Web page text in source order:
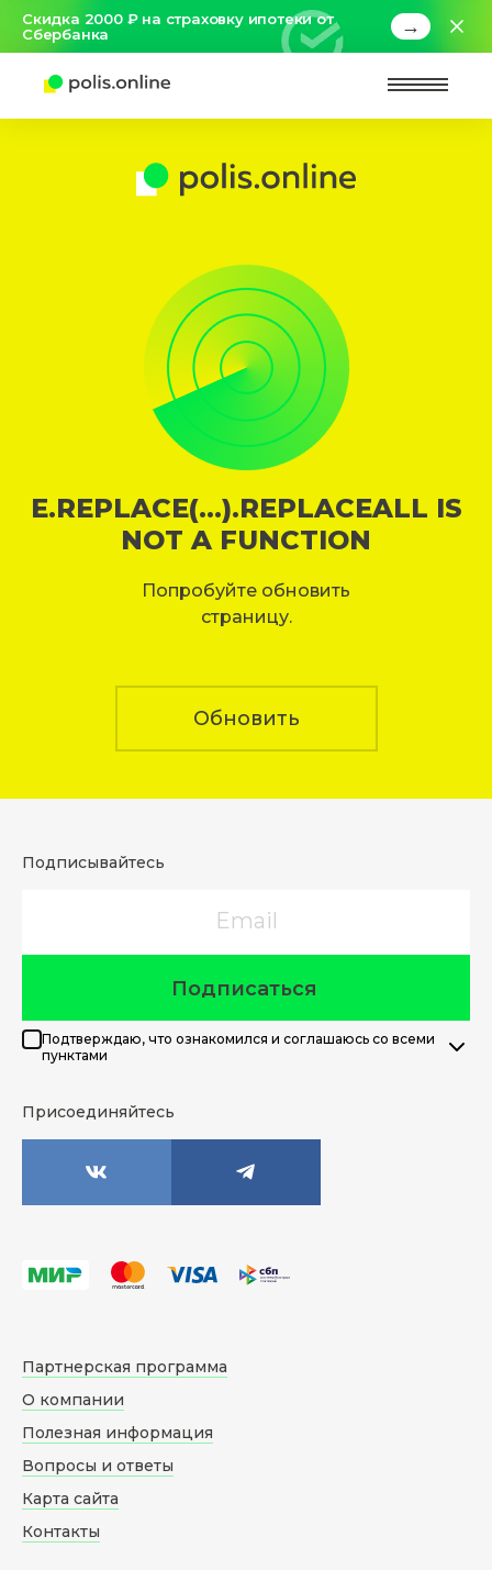
Скидка 2000 ₽ на страховку ипотеки от
Сбербанка
→
E.REPLACE(...).REPLACEALL IS
NOT A FUNCTION
Попробуйте обновить
страницу.
Обновить
Подписывайтесь
Подписаться
Подтверждаю, что ознакомился и соглашаюсь со всеми
пунктами
Присоединяйтесь
Партнерская программа
О компании
Полезная информация
Вопросы и ответы
Карта сайта
Контакты